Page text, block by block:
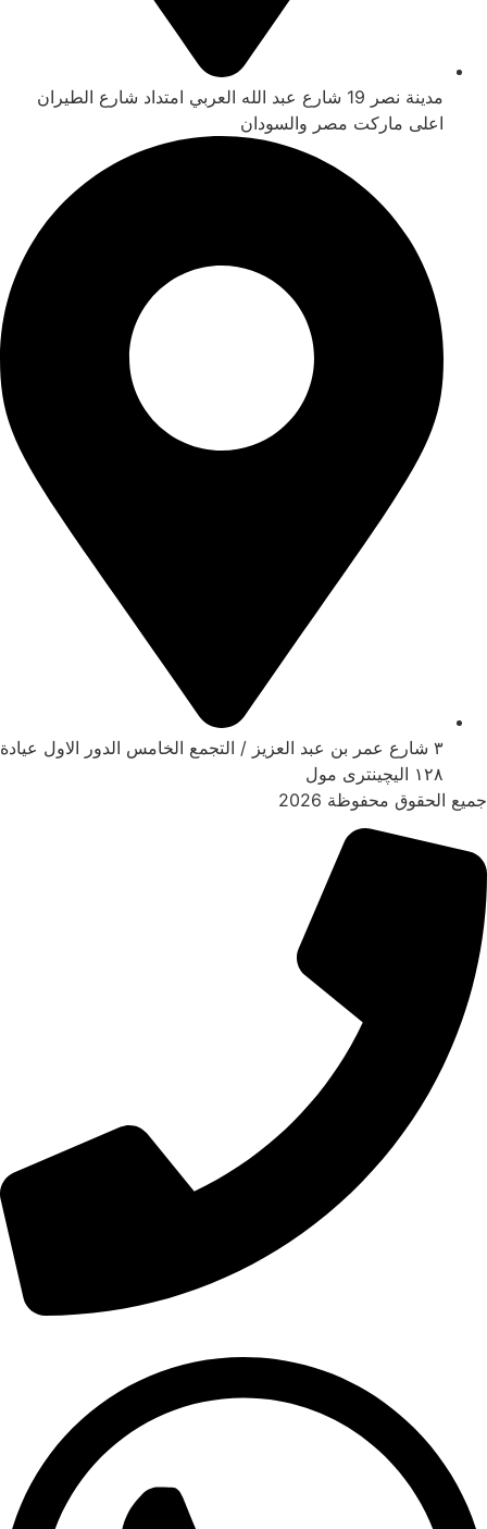
مدينة نصر 19 شارع عبد الله العربي امتداد شارع الطيران
اعلى ماركت مصر والسودان
٣ شارع عمر بن عبد العزيز / التجمع الخامس الدور الاول عيادة
١٢٨ اليچينترى مول
جميع الحقوق محفوظة 2026